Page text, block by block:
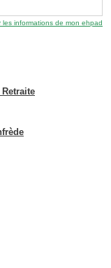
les informations de mon ehpad